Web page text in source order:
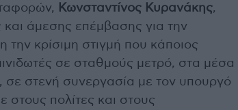
Κωνσταντίνος Κυρανάκης,
άμεσης επέμβασης για την
την κρίσιμη στιγμή που κάποιος
σε σταθμούς μετρό, στα μέσα
σε στενή συνεργασία με τον υπουργό
στους πολίτες και στους